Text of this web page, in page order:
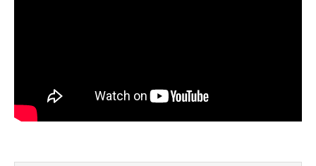
Календарь рыболова иногда работает,